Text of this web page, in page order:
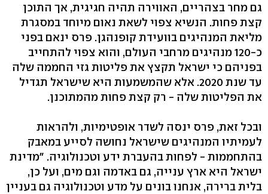
גם מחר בצהריים, האווירה תהיה חגיגית, אך התוכן
קצת פחות. הנשיא צפוי לשאת נאום מיוחד במסגרת
מליאת המנהיגים בוועידת קופנהגן. פרס ינאם בפני
כ-120 מנהיגים מרחבי העולם, והוא צפוי להתחייב
בפניהם כי ישראל תקצץ את פליטות גזי החממה שלה
עד שנת 2020. אלא שהמשמעות היא שישראל תגדיל
את הפליטות שלה - רק קצת פחות מהמתוכנן.
ובכל זאת, פרס ינסה לשדר אופטימיות, ולהראות
לעמיתיו המנהיגים שישראל נחושה לסייע במאבק
בהתחממות - לפחות בהעברת ידע וטכנולוגיה. "מדינת
ישראל היא ארץ ענייה, גם באדמה וגם מים, ועל כן,
בלית ברירה, אנחנו בונים על מדע וטכנולוגיה גם בעניין